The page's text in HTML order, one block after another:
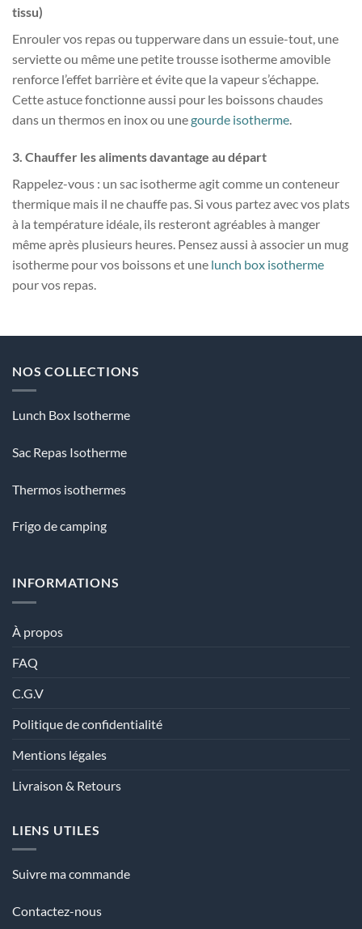
tissu)
Enrouler vos repas ou tupperware dans un essuie-tout, une
serviette ou même une petite trousse isotherme amovible
renforce l’effet barrière et évite que la vapeur s’échappe.
Cette astuce fonctionne aussi pour les boissons chaudes
dans un thermos en inox ou unegourde isotherme.
3. Chauffer les aliments davantage au départ
Rappelez-vous : un sac isotherme agit comme un conteneur
thermique mais il ne chauffe pas. Si vous partez avec vos plats
à la température idéale, ils resteront agréables à manger
même après plusieurs heures. Pensez aussi à associer un mug
isotherme pour vos boissons et une lunch box isotherme
pour vos repas.
NOS COLLECTIONS
Lunch Box Isotherme
Sac Repas Isotherme
Thermos isothermes
Frigo de camping
INFORMATIONS
À propos
FAQ
C.G.V
Politique de confidentialité
Mentions légales
Livraison & Retours
LIENS UTILES
Suivre ma commande
Contactez-nous